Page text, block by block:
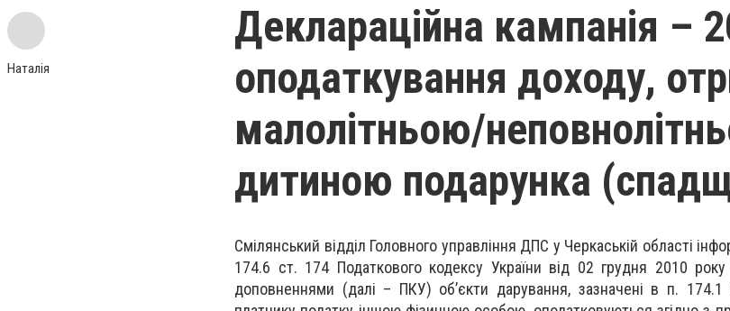
Наталія
Деклараційна кампанія –
оподаткування доходу,
малолітньою/
дитиною подарунка
Смілянський відділ Головного управління ДПС у Черкаській області
174.6 ст. 174 Податкового кодексу України від 02 грудня 2010
доповненнями (далі – ПКУ) об’єкти дарування, зазначені в п.